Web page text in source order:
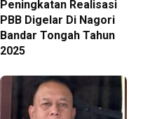
Peningkatan Realisasi
PBB Digelar Di Nagori
Bandar Tongah Tahun
2025